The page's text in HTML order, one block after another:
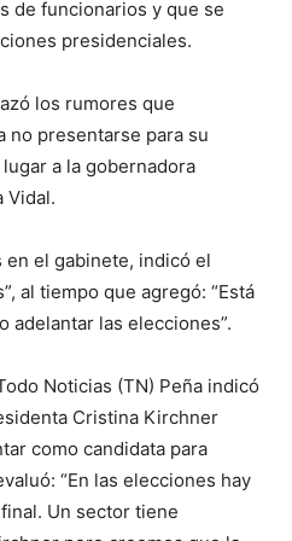
de funcionarios y que se
presidenciales.
los rumores que
no presentarse para su
a la gobernadora
Vidal.
en el gabinete, indicó el
al tiempo que agregó: “Está
adelantar las elecciones”.
Noticias (TN) Peña indicó
Cristina Kirchner
como candidata para
“En las elecciones hay
Un sector tiene